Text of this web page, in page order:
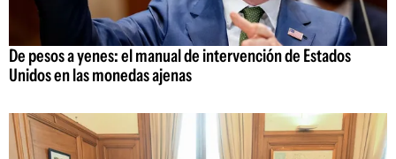
De pesos a yenes: el manual de intervención de Estados
Unidos en las monedas ajenas